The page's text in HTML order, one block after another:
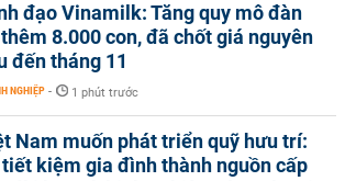
đạo Vinamilk: Tăng quy mô đàn
thêm 8.000 con, đã chốt giá nguyên
đến tháng 11
NGHIỆP - 1 phút trước
Nam muốn phát triển quỹ hưu trí:
kiệm gia đình thành nguồn cấp